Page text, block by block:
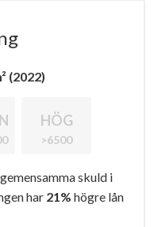
(2022)
HÖG
>6500
skuld i
har 21% högre lån